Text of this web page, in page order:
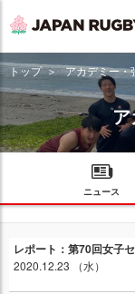
トップ アカデミー・
ニュース
レポート：第70回女子
2020.12.23 （水）